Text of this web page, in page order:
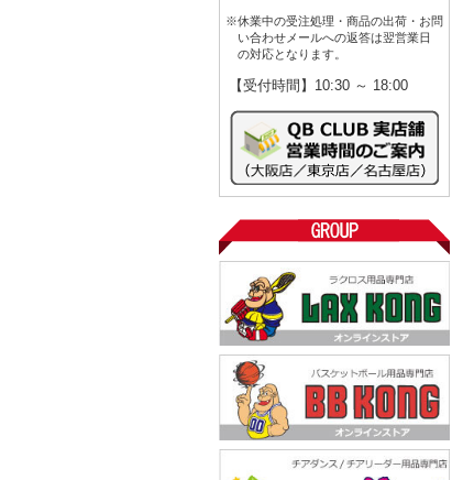
※休業中の受注処理・商品の出荷・お問
い合わせメールへの返答は翌営業日
の対応となります。
【受付時間】10:30 ～ 18:00